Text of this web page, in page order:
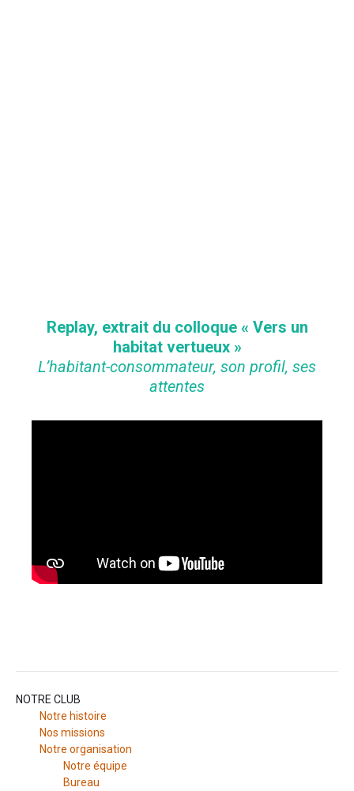
Replay, extrait du colloque « Vers un
habitat vertueux »
L’habitant-consommateur, son profil, ses
attentes
NOTRE CLUB
Notre histoire
Nos missions
Notre organisation
Notre équipe
Bureau